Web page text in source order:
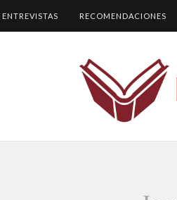
ENTREVISTAS RECOMENDACIONES